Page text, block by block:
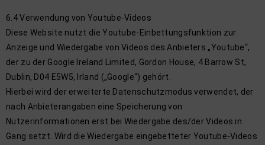
6.4 Verwendung von Youtube-Videos
Diese Website nutzt die Youtube-Einbettungsfunktion zur
Anzeige und Wiedergabe von Videos des Anbieters „Youtube“,
der zu der Google Ireland Limited, Gordon House, 4 Barrow St,
Dublin, D04 E5W5, Irland („Google“) gehört.
Hierbei wird der erweiterte Datenschutzmodus verwendet, der
nach Anbieterangaben eine Speicherung von
Nutzerinformationen erst bei Wiedergabe des/der Videos in
Gang setzt. Wird die Wiedergabe eingebetteter Youtube-Videos